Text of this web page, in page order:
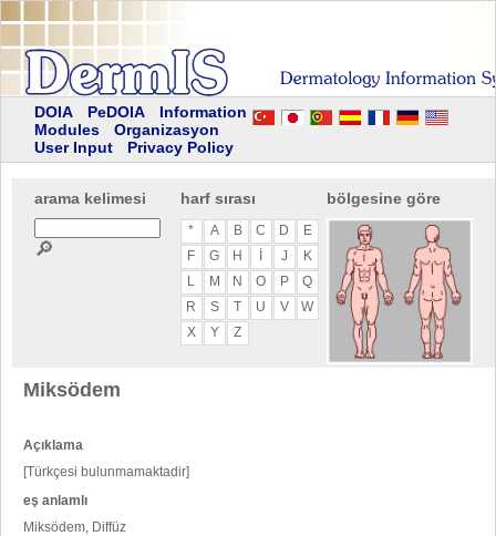
DOIA PeDOIA
Information
Modules
Organizasyon
User Input
Privacy Policy
arama kelimesi
🔎
harf sırası
* A B C D
E
F
G H J
K
L
M N O P
Q
R
S T U V
W
X
Y Z
bölgesine göre
Miksödem
Açıklama
[Türkçesi bulunmamaktadir]
eş anlamlı
Miksödem, Diffüz